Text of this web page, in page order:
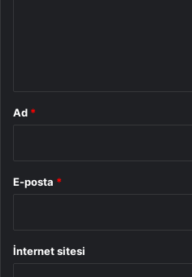
Ad *
E-posta *
İnternet sitesi